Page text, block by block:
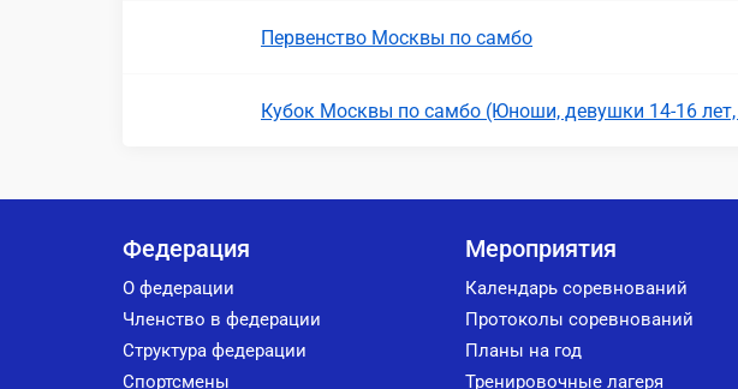
Первенство Москвы по самбо
Кубок Москвы по самбо (Юноши, девушки 14-16 лет,
Федерация
О федерации
Членство в федерации
Структура федерации
Спортсмены
Мероприятия
Календарь соревнований
Протоколы соревнований
Планы на год
Тренировочные лагеря